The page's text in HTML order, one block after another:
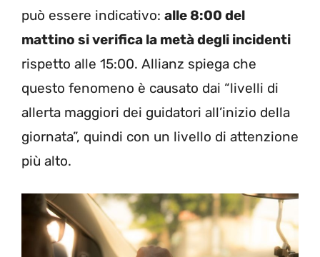
può essere indicativo: alle 8:00 del
mattino si verifica la metà degli incidenti
rispetto alle 15:00. Allianz spiega che
questo fenomeno è causato dai “livelli di
allerta maggiori dei guidatori all’inizio della
giornata”, quindi con un livello di attenzione
più alto.